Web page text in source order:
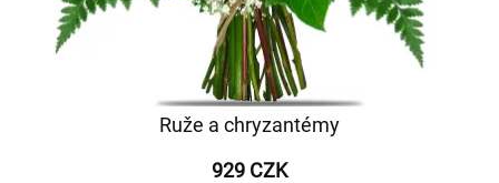
Ruže a chryzantémy
929 CZK